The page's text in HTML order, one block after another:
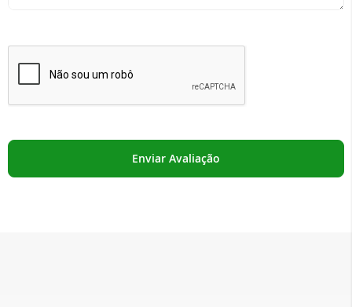
Enviar Avaliação